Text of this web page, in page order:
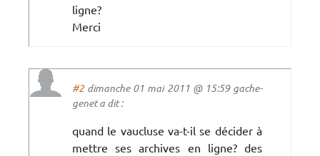
ligne?
Merci
#2dimanche 01 mai 2011 @ 15:59 gache-
genet a dit :
quand le vaucluse va-t-il se décider à
mettre ses archives en ligne? des